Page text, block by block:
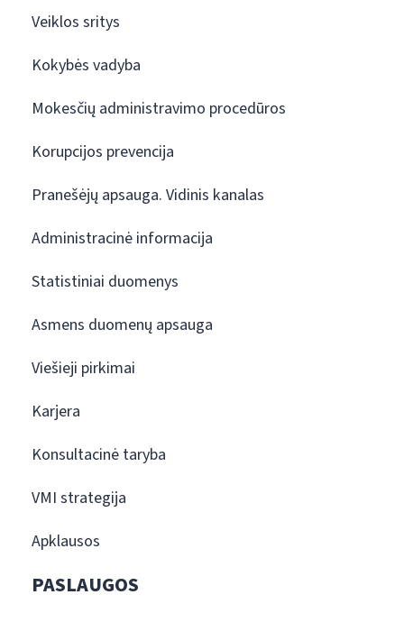
Veiklos sritys
Kokybės vadyba
Mokesčių administravimo procedūros
Korupcijos prevencija
Pranešėjų apsauga. Vidinis kanalas
Administracinė informacija
Statistiniai duomenys
Asmens duomenų apsauga
Viešieji pirkimai
Karjera
Konsultacinė taryba
VMI strategija
Apklausos
PASLAUGOS